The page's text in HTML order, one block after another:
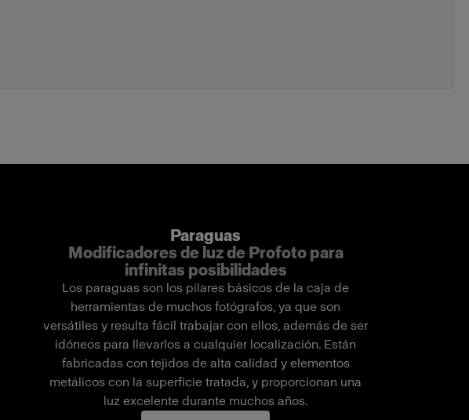
Paraguas
Modificadores de luz de Profoto para
infinitas posibilidades
Los paraguas son los pilares básicos de la caja de
herramientas de muchos fotógrafos, ya que son
versátiles y resulta fácil trabajar con ellos, además de ser
idóneos para llevarlos a cualquier localización. Están
fabricadas con tejidos de alta calidad y elementos
metálicos con la superficie tratada, y proporcionan una
luz excelente durante muchos años.